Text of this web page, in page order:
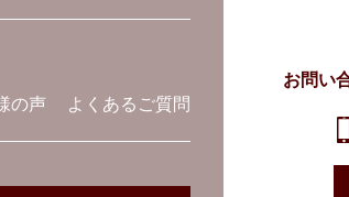
お問い
の声 よくあるご質問